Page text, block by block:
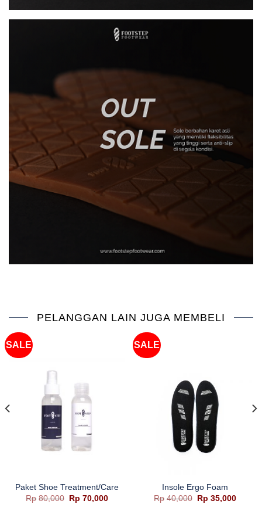
PELANGGAN LAIN JUGA MEMBELI
SALE
Paket Shoe Treatment/Care
Rp 80,000
Harga
aslinya
Rp 70,000Harga
SALE
Insole Ergo Foam
Rp 40,000
Harga
aslinya
Rp 35,000Harga